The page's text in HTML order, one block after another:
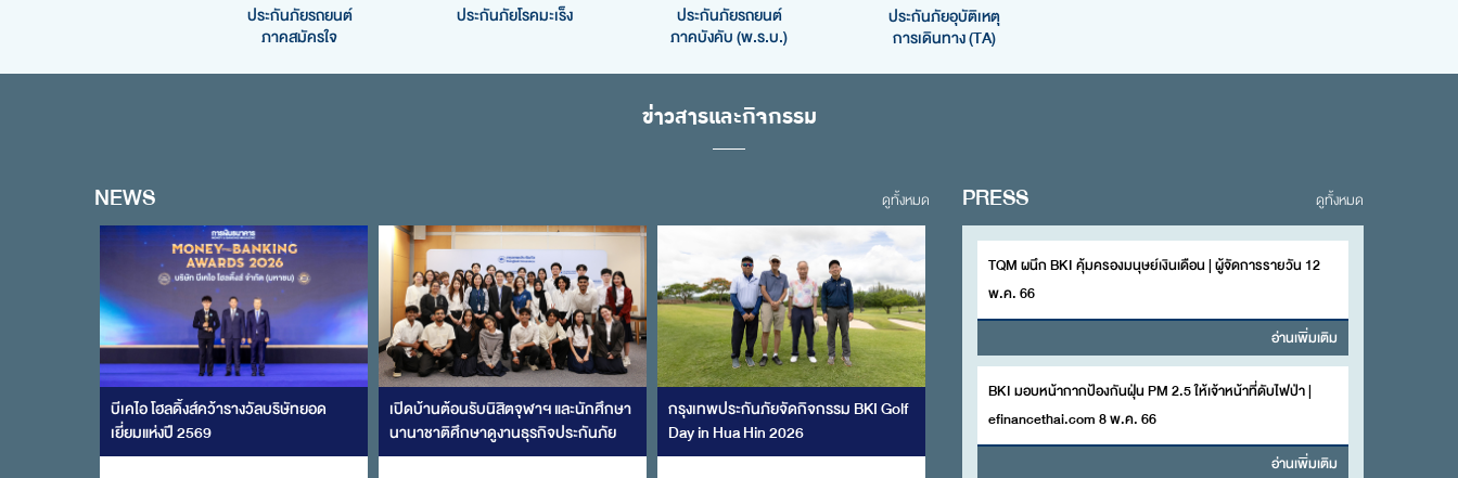
ประกันภัยรถยนต์
ภาคสมัครใจ
ประกันภัยโรคมะเร็ง
ประกันภัยรถยนต์
ภาคบังคับ (พ.ร.บ.)
ประกันภัยอุบัติเหตุ
การเดินทาง (TA)
ข่าวสารและกิจกรรม
NEWS ดูทั้งหมด
บีเคไอ โฮลดิ้งส์คว้ารางวัลบริษัทยอด
เยี่ยมแห่งปี 2569
เปิดบ้านต้อนรับนิสิตจุฬาฯ และนักศึกษา
นานาชาติศึกษาดูงานธุรกิจประกันภัย
กรุงเทพประกันภัยจัดกิจกรรม BKI Golf
Day in Hua Hin 2026
PRESS ดูทั้งหมด
TQM ผนึก BKI คุ้มครองมนุษย์เงินเดือน | ผู้จัดการรายวัน 12
พ.ค. 66
อ่านเพิ่มเติม
BKI มอบหน้ากากป้องกันฝุ่น PM 2.5 ให้เจ้าหน้าที่ดับไฟป่า |
efinancethai.com 8 พ.ค. 66
อ่านเพิ่มเติม